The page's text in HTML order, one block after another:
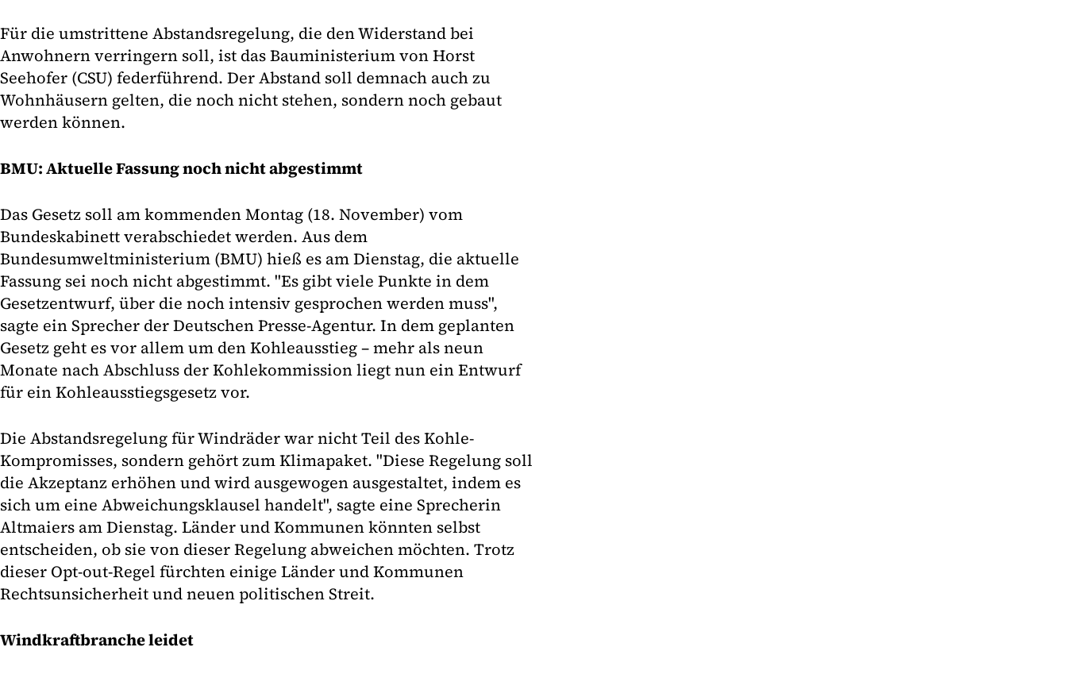
Für die umstrittene Abstandsregelung, die den Widerstand bei
Anwohnern verringern soll, ist das Bauministerium von Horst
Seehofer (CSU) federführend. Der Abstand soll demnach auch zu
Wohnhäusern gelten, die noch nicht stehen, sondern noch gebaut
werden können.
BMU: Aktuelle Fassung noch nicht abgestimmt
Das Gesetz soll am kommenden Montag (18. November) vom
Bundeskabinett verabschiedet werden. Aus dem
Bundesumweltministerium (BMU) hieß es am Dienstag, die aktuelle
Fassung sei noch nicht abgestimmt. "Es gibt viele Punkte in dem
Gesetzentwurf, über die noch intensiv gesprochen werden muss",
sagte ein Sprecher der Deutschen Presse-Agentur. In dem geplanten
Gesetz geht es vor allem um den Kohleausstieg – mehr als neun
Monate nach Abschluss der Kohlekommission liegt nun ein Entwurf
für ein Kohleausstiegsgesetz vor.
Die Abstandsregelung für Windräder war nicht Teil des Kohle-
Kompromisses, sondern gehört zum Klimapaket. "Diese Regelung soll
die Akzeptanz erhöhen und wird ausgewogen ausgestaltet, indem es
sich um eine Abweichungsklausel handelt", sagte eine Sprecherin
Altmaiers am Dienstag. Länder und Kommunen könnten selbst
entscheiden, ob sie von dieser Regelung abweichen möchten. Trotz
dieser Opt-out-Regel fürchten einige Länder und Kommunen
Rechtsunsicherheit und neuen politischen Streit.
Windkraftbranche leidet